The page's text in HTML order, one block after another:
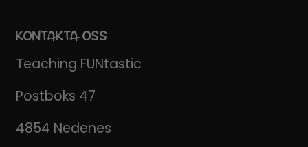
KONTAKTA OSS
Teaching FUNtastic
Postboks 47
4854 Nedenes